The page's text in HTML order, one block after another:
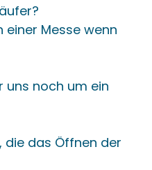
Messe wenn
uns noch um ein
die das Öffnen der